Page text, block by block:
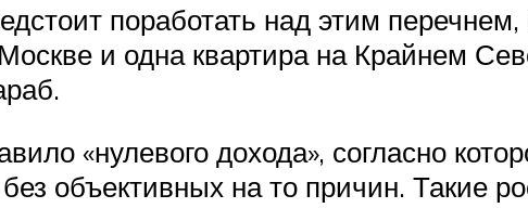
поработать над этим перечнем,
и одна квартира на Крайнем
«нулевого дохода», согласно
объективных на то причин. Такие